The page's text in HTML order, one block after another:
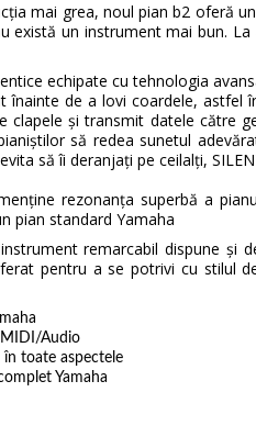
mai grea, noul pian b2 oferă
există un instrument mai bun.
echipate cu tehnologia
înainte de a lovi coardele, astfel
clapele și transmit datele către
să redea sunetul
să îi deranjați pe ceilalți,
rezonanța superbă a
pian standard Yamaha
remarcabil dispune și
pentru a se potrivi cu stilul
Audio
în toate aspectele
Yamaha